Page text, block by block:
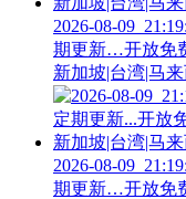
2026-08-
期更新…开放免
新加坡|台湾|马
2026-08-
期更新…开放免